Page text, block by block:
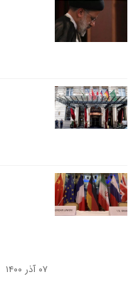
۰۷ آذر ۱۴۰۰